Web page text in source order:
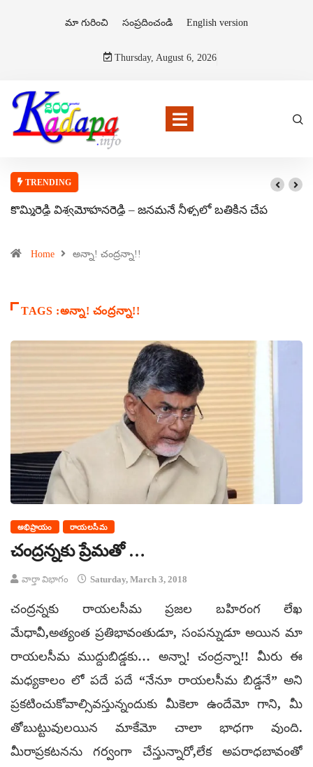
మా గురించి సంప్రదించండి English version
Thursday, August 6, 2026
TRENDING
కొమ్మిరెడ్డి విశ్వమోహనరెడ్డి – జనమనే నీళ్ళలో బతికిన చేప
Home అన్నా! చంద్రన్నా!!
TAGS :అన్నా! చంద్రన్నా!!
అభిప్రాయం రాయలసీమ
చంద్రన్నకు ప్రేమతో …
వార్తా విభాగం Saturday, March 3, 2018
చంద్రన్నకు రాయలసీమ ప్రజల బహిరంగ లేఖ
మేధావీ,అత్యంత ప్రతిభావంతుడూ, సంపన్నుడూ అయిన మా
రాయలసీమ ముద్దుబిడ్డకు… అన్నా! చంద్రన్నా!! మీరు ఈ
మధ్యకాలం లో పదే పదే “నేనూ రాయలసీమ బిడ్డనే” అని
ప్రకటించుకోవాల్సివస్తున్నందుకు మీకెలా ఉందేమో గాని, మీ
తోబుట్టువులయిన మాకేమో చాలా భాధగా వుంది.
మీరాప్రకటనను గర్వంగా చేస్తున్నారో,లేక అపరాధబావంతో